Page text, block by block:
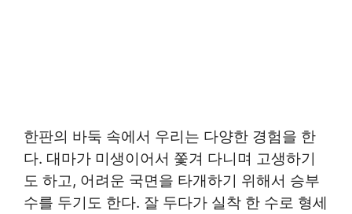
한판의 바둑 속에서 우리는 다양한 경험을 한
다. 대마가 미생이어서 쫓겨 다니며 고생하기
도 하고, 어려운 국면을 타개하기 위해서 승부
수를 두기도 한다. 잘 두다가 실착 한 수로 형세